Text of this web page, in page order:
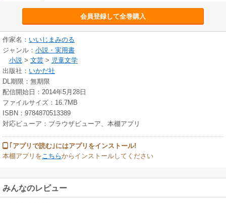
会員登録して全巻購入
作家名： いいじまみのる
ジャンル： 小説・実用書
小説 > 文芸 > 児童文学
出版社： いかだ社
DL期限：無期限
配信開始日：2014年5月28日
ファイルサイズ：16.7MB
ISBN：9784870513389
対応ビューア：ブラウザビューア、本棚アプリ
｢アプリで読む｣にはアプリをインストール!
本棚アプリをこちらからインストールしてください
みんなのレビュー